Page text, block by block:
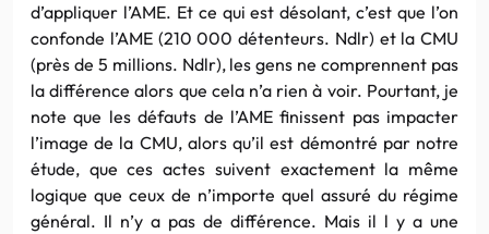
d’appliquer l’AME. Et ce qui est désolant, c’est que l’on
confonde l’AME (210 000 détenteurs. Ndlr) et la CMU
(près de 5 millions. Ndlr), les gens ne comprennent pas
la différence alors que cela n’a rien à voir. Pourtant, je
note que les défauts de l’AME finissent pas impacter
l’image de la CMU, alors qu’il est démontré par notre
étude, que ces actes suivent exactement la même
logique que ceux de n’importe quel assuré du régime
général. Il n’y a pas de différence. Mais il l y a une